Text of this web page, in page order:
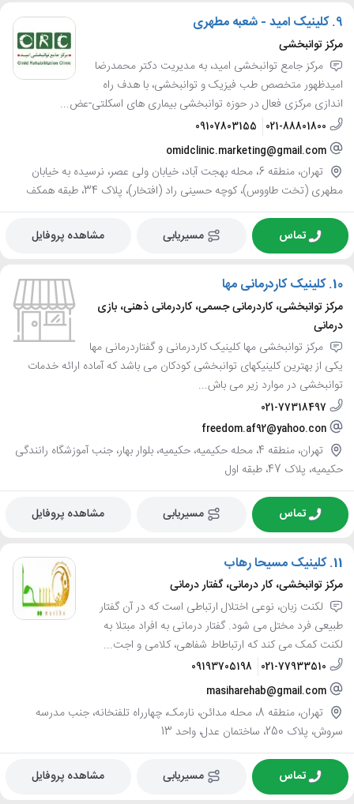
9. کلینیک امید - شعبه مطهری
مرکز توانبخشی
مرکز جامع توانبخشی امید، به مدیریت دکتر محمدرضا
امیدظهور متخصص طب فیزیک و توانبخشی، با هدف راه
اندازی مرکزی فعال در حوزه توانبخشی بیماری های اسکلتی-عض...
021-88801800
09107803155
omidclinic.marketing@gmail.com
تهران، منطقه 6، محله بهجت آباد، خیابان ولی عصر، نرسیده به خیابان
مطهری (تخت طاووس)، کوچه حسینی راد (افتخار)، پلاک 34، طبقه همکف
تماس مسیریابی مشاهده پروفایل
10. کلینیک کاردرمانی مها
مرکز توانبخشی، کاردرمانی جسمی، کاردرمانی ذهنی، بازی
درمانی
مرکز توانبخشی مها کلینیک کاردرمانی و گفتاردرمانی مها
یکی از بهترین کلینیکهای توانبخشی کودکان می باشد که آماده ارائه خدمات
توانبخشی در موارد زیر می باش...
021-77318497
freedom.af92@yahoo.con
تهران، منطقه 4، محله حکیمیه، حکیمیه، بلوار بهار، جنب آموزشگاه رانندگی
حکیمیه، پلاک 47، طبقه اول
تماس مسیریابی مشاهده پروفایل
11. کلینیک مسیحا رهاب
مرکز توانبخشی، کار درمانی، گفتار درمانی
لکنت زبان، نوعی اختلال ارتباطی است که در آن گفتار
طبیعی فرد مختل می شود. گفتار درمانی به افراد مبتلا به
لکنت کمک می کند که ارتباطاط شفاهی، کلامی و اجت...
021-77933510
09193705198
masiharehab@gmail.com
تهران، منطقه 8، محله مدائن، نارمک، چهارراه تلفنخانه، جنب مدرسه
سروش، پلاک 250، ساختمان عدل، واحد 13
تماس مسیریابی مشاهده پروفایل